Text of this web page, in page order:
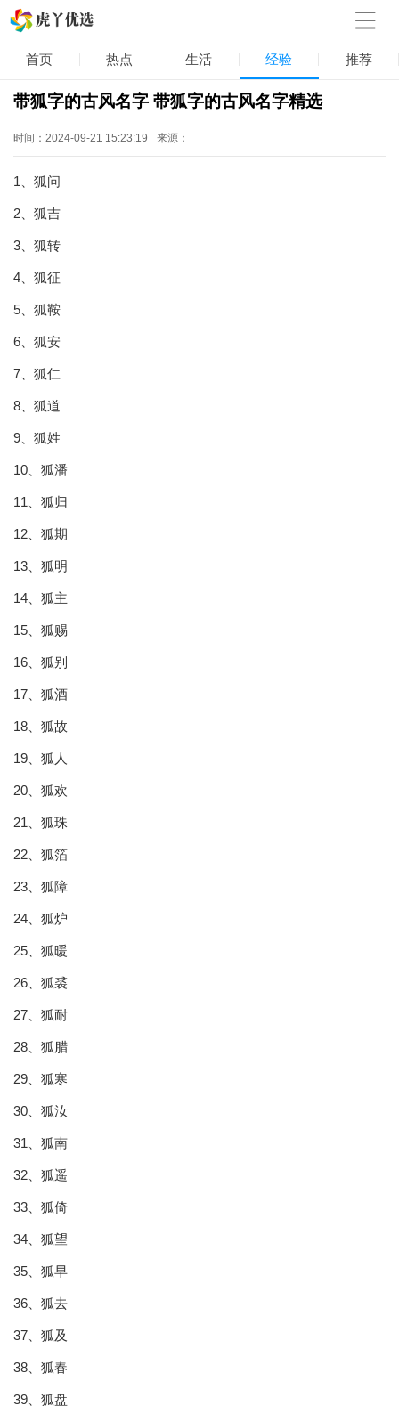
首页 热点 生活 经验 推荐
带狐字的古风名字 带狐字的古风名字精选
时间：2024-09-21 15:23:19 来源：
1、狐问
2、狐吉
3、狐转
4、狐征
5、狐鞍
6、狐安
7、狐仁
8、狐道
9、狐姓
10、狐潘
11、狐归
12、狐期
13、狐明
14、狐主
15、狐赐
16、狐别
17、狐酒
18、狐故
19、狐人
20、狐欢
21、狐珠
22、狐箔
23、狐障
24、狐炉
25、狐暖
26、狐裘
27、狐耐
28、狐腊
29、狐寒
30、狐汝
31、狐南
32、狐遥
33、狐倚
34、狐望
35、狐早
36、狐去
37、狐及
38、狐春
39、狐盘